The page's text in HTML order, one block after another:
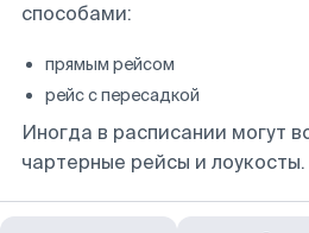
способами:
прямым рейсом
рейс с пересадкой
Иногда в расписании могут
чартерные рейсы и лоукосты.